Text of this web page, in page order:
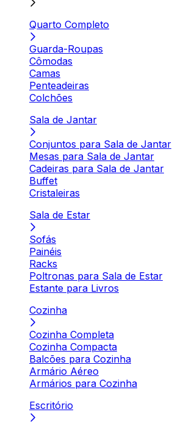
Quarto Completo
Guarda-Roupas
Cômodas
Camas
Penteadeiras
Colchões
Sala de Jantar
Conjuntos para Sala de Jantar
Mesas para Sala de Jantar
Cadeiras para Sala de Jantar
Buffet
Cristaleiras
Sala de Estar
Sofás
Painéis
Racks
Poltronas para Sala de Estar
Estante para Livros
Cozinha
Cozinha Completa
Cozinha Compacta
Balcões para Cozinha
Armário Aéreo
Armários para Cozinha
Escritório